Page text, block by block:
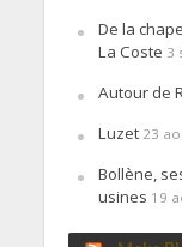
De la
La Coste 3
Autour de
Luzet 23
Bollène,
usines 19